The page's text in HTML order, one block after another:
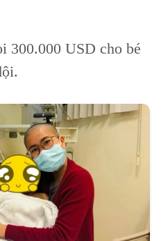
300.000 USD cho bé